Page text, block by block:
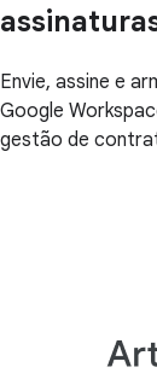
Envie, assine e
Google
gestão de